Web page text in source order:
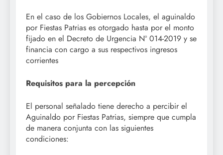
En el caso de los Gobiernos Locales, el aguinaldo
por Fiestas Patrias es otorgado hasta por el monto
fijado en el Decreto de Urgencia Nº 014-2019 y se
financia con cargo a sus respectivos ingresos
corrientes
Requisitos para la percepción
El personal señalado tiene derecho a percibir el
Aguinaldo por Fiestas Patrias, siempre que cumpla
de manera conjunta con las siguientes
condiciones: